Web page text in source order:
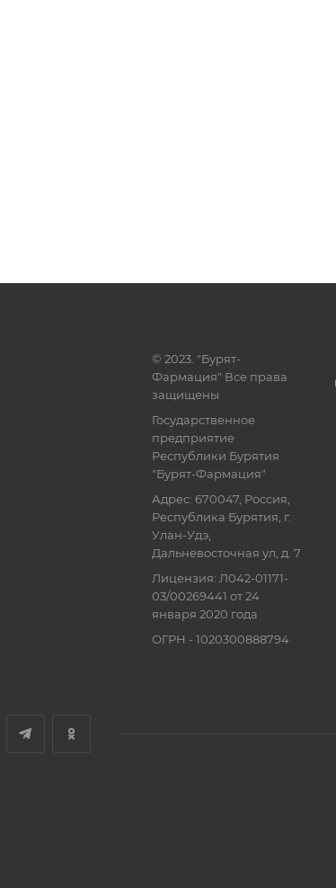
© 2023. "Бурят-
Фармация" Все права
защищены
Государственное
предприятие
Республики Бурятия
"Бурят-Фармация"
Адрес: 670047, Россия,
Республика Бурятия, г.
Улан-Удэ,
Дальневосточная ул, д. 7
Лицензия: Л042-01171-
03/00269441 от 24
января 2020 года
ОГРН - 1020300888794